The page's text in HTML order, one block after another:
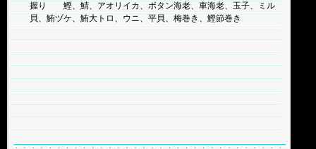
握り 鰹、鯖、アオリイカ、ボタン海老、車海老、玉子、ミル
貝、鮪ヅケ、鮪大トロ、ウニ、平貝、梅巻き、鰹節巻き